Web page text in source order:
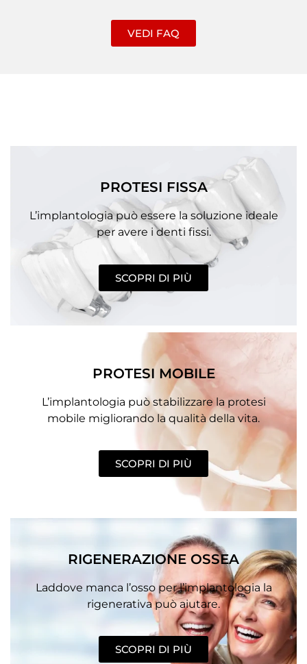
VEDI FAQ
PROTESI FISSA
L’implantologia può essere la soluzione ideale
per avere i denti fissi.
SCOPRI DI PIÙ
PROTESI MOBILE
L’implantologia può stabilizzare la protesi
mobile migliorando la qualità della vita.
SCOPRI DI PIÙ
RIGENERAZIONE OSSEA
Laddove manca l’osso per l’implantologia la
rigenerativa può aiutare.
SCOPRI DI PIÙ